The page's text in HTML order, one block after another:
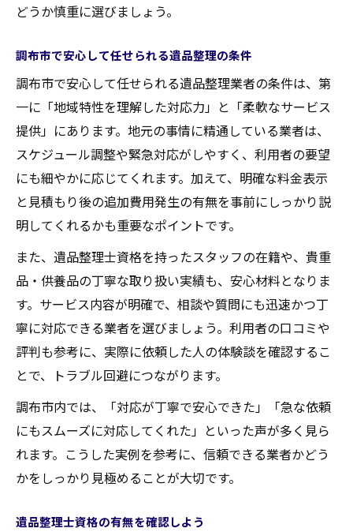
どうか慎重に選びましょう。
調布市で安心して任せられる遺品整理の条件
調布市で安心して任せられる遺品整理業者の条件は、第
一に「地域特性を理解した対応力」と「柔軟なサービス
提供」にあります。地元の事情に精通している業者は、
スケジュール調整や緊急対応がしやすく、利用者の要望
にも細やかに応じてくれます。加えて、明確な料金表示
と見積もり後の追加費用発生の有無を事前にしっかり説
明してくれるかも重要なポイントです。
また、遺品整理士資格を持ったスタッフの在籍や、貴重
品・供養品の丁寧な取り扱い実績も、安心材料となりま
す。サービス内容が明確で、相談や質問にも迅速かつ丁
寧に対応できる業者を選びましょう。利用者の口コミや
評判も参考に、実際に依頼した人の体験談を確認するこ
とで、トラブル回避につながります。
調布市内では、「対応が丁寧で安心できた」「急な依頼
にもスムーズに対応してくれた」といった声が多く見ら
れます。こうした実例を参考に、信頼できる業者かどう
かをしっかり見極めることが大切です。
遺品整理士資格の有無を確認しよう